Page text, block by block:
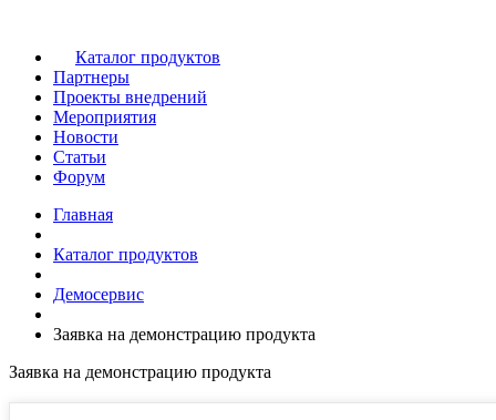
Каталог продуктов
Партнеры
Проекты внедрений
Мероприятия
Новости
Статьи
Форум
Главная
Каталог продуктов
Демосервис
Заявка на демонстрацию продукта
Заявка на демонстрацию продукта